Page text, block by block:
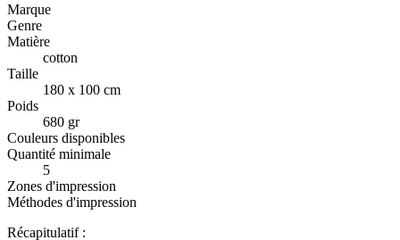
Marque
Genre
Matière
cotton
Taille
180 x 100 cm
Poids
680 gr
Couleurs disponibles
Quantité minimale
5
Zones d'impression
Méthodes d'impression
Récapitulatif :